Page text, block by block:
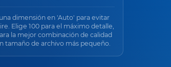
dimensión en 'Auto' para evitar
Elige 100 para el máximo detalle,
la mejor combinación de calidad
tamaño de archivo más pequeño.